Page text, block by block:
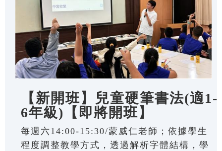
【新開班】兒童硬筆書法(適1-
6年級)【即將開班】
每週六14:00-15:30/蒙威仁老師；依據學生
程度調整教學方式，透過解析字體結構，學